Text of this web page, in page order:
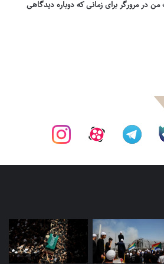
خوشبین تر هستند.
و سنی عراق در یک سطح نبوده است.
تنها ۶۰ درصد اهل سنت این احساس را داشتند. این
اما از آن تاریخ به بعد اوضاع تغییر کرد. در سال ۲۰۱۸ وقتی همین
شیعیان نسبت به دوره اول انتخابات
ناامیدتر شده اند.
در مرورگر برای زمانی که دوباره دیدگاهی